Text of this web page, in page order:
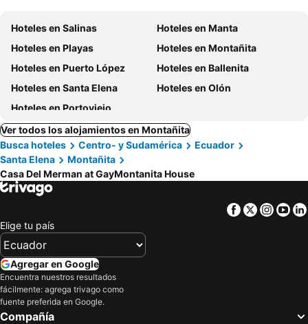
Hoteles en Salinas
Hoteles en Manta
Hoteles en Playas
Hoteles en Montañita
Hoteles en Puerto López
Hoteles en Ballenita
Hoteles en Santa Elena
Hoteles en Olón
Hoteles en Portoviejo
Ver todos los alojamientos en Montañita
Busca hoteles
Centro- y Sudamérica
Ecuador
Santa Elena
Montañita
Casa Del Merman at GayMontanita House
Facebook
Twitter
Elige tu país
Agregar en Google
Encuentra nuestros resultados
fácilmente: agrega trivago como
fuente preferida en Google.
Compañía